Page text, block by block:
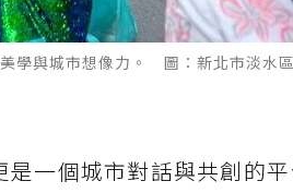
學與城市想像力。 圖：新北市淡水
一個城市對話與共創的